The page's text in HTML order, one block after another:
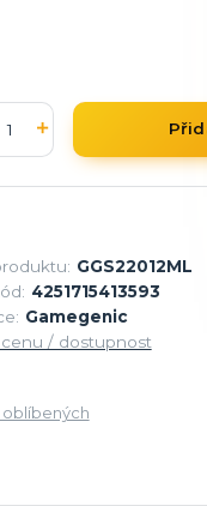
GGS22012ML
4251715413593
Gamegenic
/ dostupnost
oblíbených